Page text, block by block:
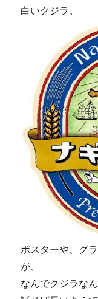
白いクジラ。
ポスターや、グ
が、
なんでクジラな